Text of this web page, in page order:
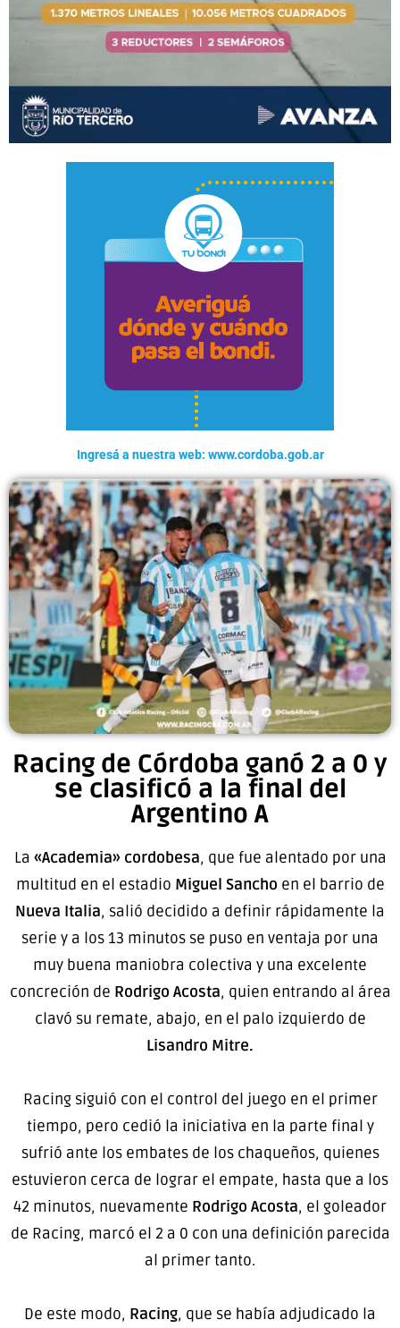
Ingresá a nuestra web: www.cordoba.gob.ar
Racing de Córdoba ganó 2 a 0 y
se clasificó a la final del
Argentino A
La «Academia» cordobesa, que fue alentado por una
multitud en el estadio Miguel Sancho en el barrio de
Nueva Italia, salió decidido a definir rápidamente la
serie y a los 13 minutos se puso en ventaja por una
muy buena maniobra colectiva y una excelente
concreción de Rodrigo Acosta, quien entrando al área
clavó su remate, abajo, en el palo izquierdo de
Lisandro Mitre.
Racing siguió con el control del juego en el primer
tiempo, pero cedió la iniciativa en la parte final y
sufrió ante los embates de los chaqueños, quienes
estuvieron cerca de lograr el empate, hasta que a los
42 minutos, nuevamente Rodrigo Acosta, el goleador
de Racing, marcó el 2 a 0 con una definición parecida
al primer tanto.
De este modo, Racing, que se había adjudicado la